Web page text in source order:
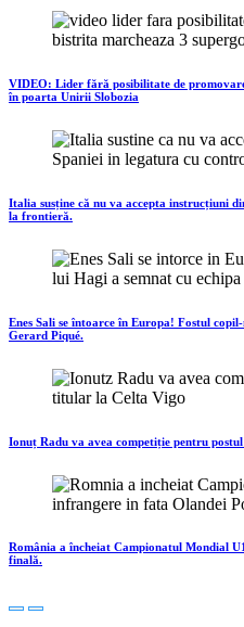
VIDEO: Lider fără posibilitate de
în poarta Unirii Slobozia
Italia susține că nu va accepta instrucțiuni
la frontieră.
Enes Sali se întoarce în Europa! Fostul
Gerard Piqué.
Ionuț Radu va avea competiție pentru
România a încheiat Campionatul Mondial
finală.